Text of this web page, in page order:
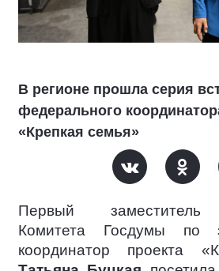
В регионе прошла серия
федерального
«Крепкая семья»
Первый заместитель
Комитета Госдумы по
координатор проекта